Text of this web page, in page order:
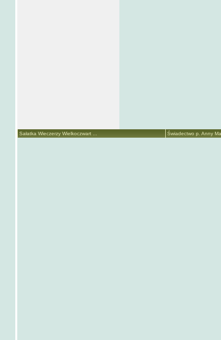
Sałatka Wieczerzy Wielkoczwart ... Świadectwo p. Anny